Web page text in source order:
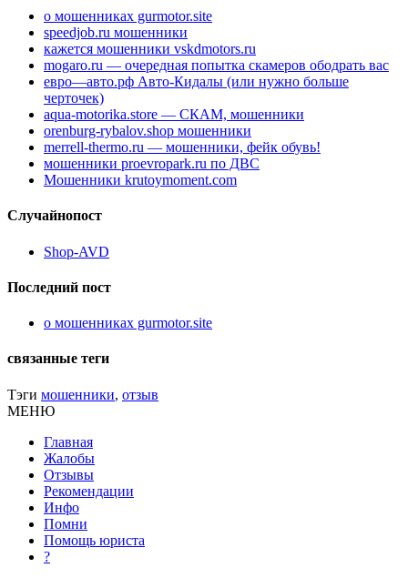
о мошенниках gurmotor.site
speedjob.ru мошенники
кажется мошенники vskdmotors.ru
mogaro.ru — очередная попытка скамеров ободрать вас
евро—авто.рф Авто-Кидалы (или нужно больше
черточек)
aqua-motorika.store — СКАМ, мошенники
orenburg-rybalov.shop мошенники
merrell-thermo.ru — мошенники, фейк обувь!
мошенники proevropark.ru по ДВС
Мошенники krutoymoment.com
Случайнопост
Shop-AVD
Последний пост
о мошенниках gurmotor.site
связанные теги
Тэги мошенники, отзыв
МЕНЮ
Главная
Жалобы
Отзывы
Рекомендации
Инфо
Помни
Помощь юриста
?